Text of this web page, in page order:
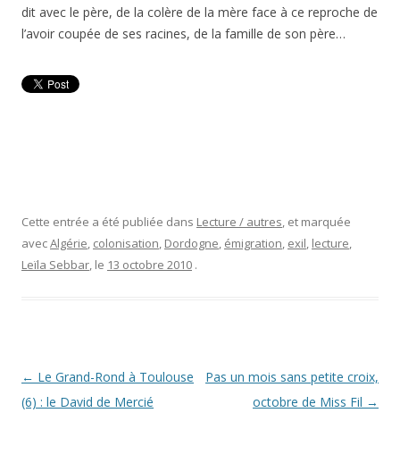
dit avec le père, de la colère de la mère face à ce reproche de
l’avoir coupée de ses racines, de la famille de son père…
Cette entrée a été publiée dans Lecture / autres, et marquée
avecAlgérie, colonisation, Dordogne, émigration, exil, lecture,
Leïla Sebbar, le 13 octobre 2010 .
Navigation
des
← Le Grand-Rond à Toulouse
(6) : le David de Mercié
Pas un mois sans petite croix,
octobre de Miss Fil →